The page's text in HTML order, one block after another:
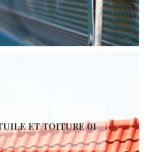
ET TOITURE 01